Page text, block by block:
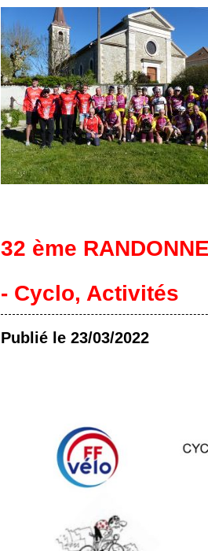
32 ème
- Cyclo, Activités
Publié le 23/03/2022